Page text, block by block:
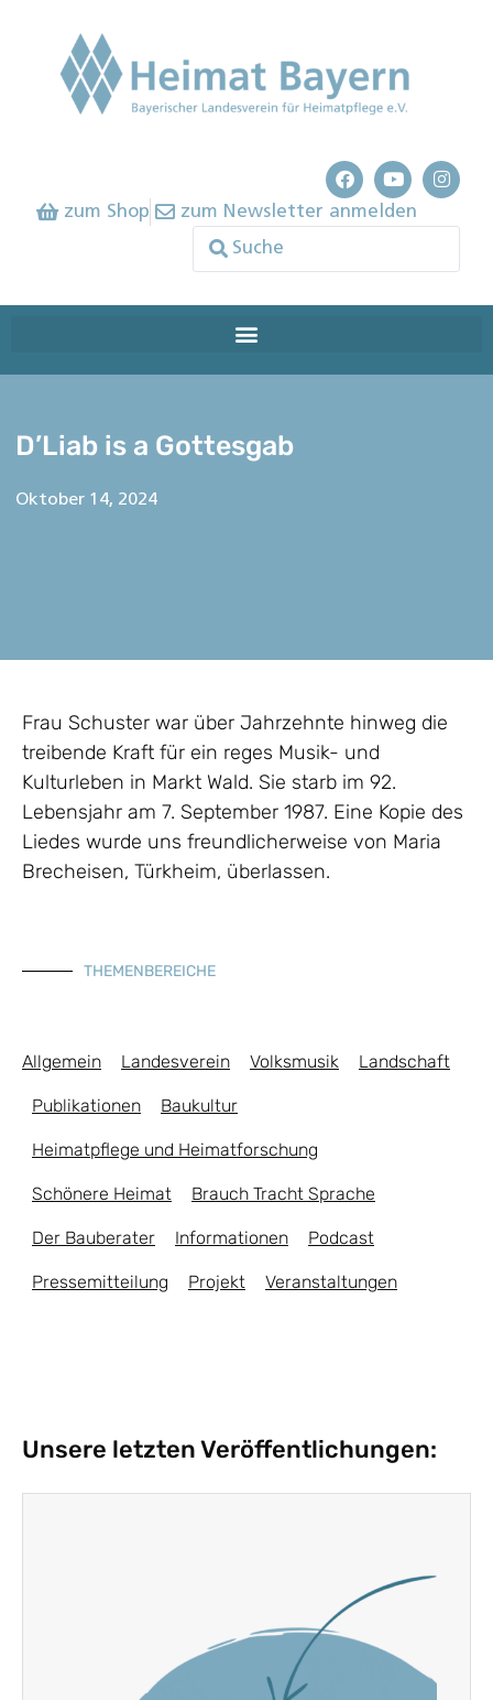
zum Shop zum Newsletter anmelden
D’Liab is a Gottesgab
Oktober 14, 2024
Frau Schuster war über Jahrzehnte hinweg die
treibende Kraft für ein reges Musik- und
Kulturleben in Markt Wald. Sie starb im 92.
Lebensjahr am 7. September 1987. Eine Kopie des
Liedes wurde uns freundlicherweise von Maria
Brecheisen, Türkheim, überlassen.
THEMENBEREICHE
Allgemein Landesverein Volksmusik Landschaft
Publikationen Baukultur
Heimatpflege und Heimatforschung
Schönere Heimat Brauch Tracht Sprache
Der Bauberater Informationen Podcast
Pressemitteilung Projekt Veranstaltungen
Unsere letzten Veröffentlichungen: